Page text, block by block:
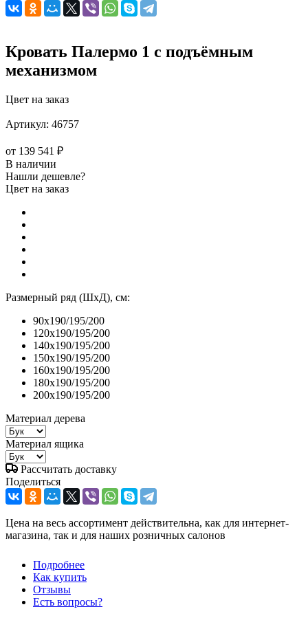
Кровать Палермо 1 с подъёмным
механизмом
Цвет на заказ
Артикул: 46757
от 139 541 ₽
В наличии
Нашли дешевле?
Цвет на заказ
Размерный ряд (ШхД), см:
90x190/195/200
120x190/195/200
140x190/195/200
150x190/195/200
160x190/195/200
180x190/195/200
200x190/195/200
Материал дерева
Материал ящика
Рассчитать доставку
Поделиться
Цена на весь ассортимент действительна, как для интернет-
магазина, так и для наших розничных салонов
Подробнее
Как купить
Отзывы
Есть вопросы?